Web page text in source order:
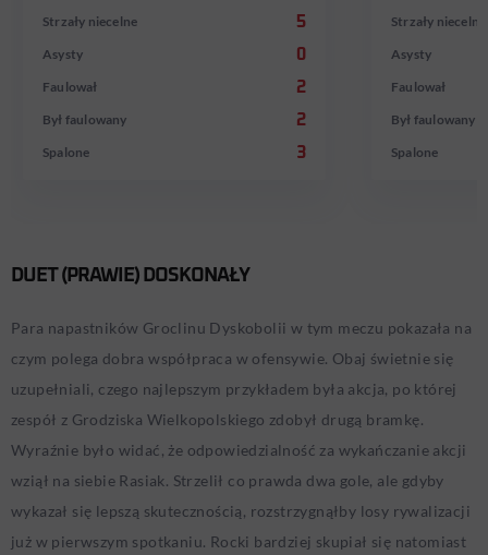
Strzały niecelne 5
Asysty 0
Faulował 2
Był faulowany 2
Spalone 3
Strzały niecelne
Asysty
Faulował
Był faulowany
Spalone
DUET (PRAWIE) DOSKONAŁY
Para napastników Groclinu Dyskobolii w tym meczu pokazała na
czym polega dobra współpraca w ofensywie. Obaj świetnie się
uzupełniali, czego najlepszym przykładem była akcja, po której
zespół z Grodziska Wielkopolskiego zdobył drugą bramkę.
Wyraźnie było widać, że odpowiedzialność za wykańczanie akcji
wziął na siebie Rasiak. Strzelił co prawda dwa gole, ale gdyby
wykazał się lepszą skutecznością, rozstrzygnąłby losy rywalizacji
już w pierwszym spotkaniu. Rocki bardziej skupiał się natomiast